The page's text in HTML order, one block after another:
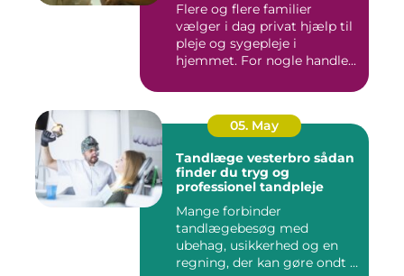
Flere og flere familier
vælger i dag privat hjælp til
pleje og sygepleje i
hjemmet. For nogle handle...
05. May
Tandlæge vesterbro sådan
finder du tryg og
professionel tandpleje
Mange forbinder
tandlægebesøg med
ubehag, usikkerhed og en
regning, der kan gøre ondt i